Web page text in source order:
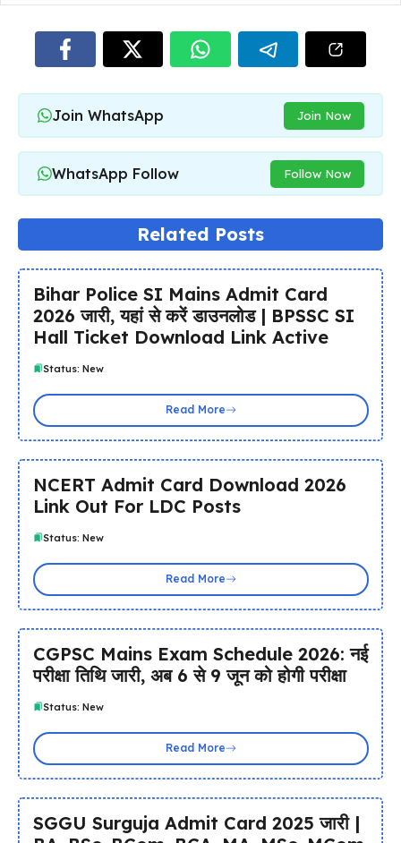
Join WhatsApp Join Now
WhatsApp Follow Follow Now
Related Posts
Bihar Police SI Mains Admit Card
2026 जारी, यहां से करें डाउनलोड | BPSSC SI
Hall Ticket Download Link Active
Status: New
Read More
NCERT Admit Card Download 2026
Link Out For LDC Posts
Status: New
Read More
CGPSC Mains Exam Schedule 2026: नई
परीक्षा तिथि जारी, अब 6 से 9 जून को होगी परीक्षा
Status: New
Read More
SGGU Surguja Admit Card 2025 जारी |